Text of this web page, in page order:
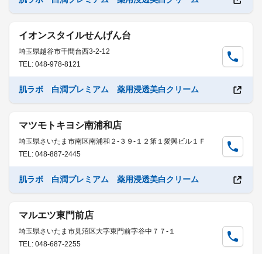
イオンスタイルせんげん台
埼玉県越谷市千間台西3-2-12
TEL: 048-978-8121
肌ラボ 白潤プレミアム 薬用浸透美白クリーム
マツモトキヨシ南浦和店
埼玉県さいたま市南区南浦和２-３９-１２第１愛興ビル１Ｆ
TEL: 048-887-2445
肌ラボ 白潤プレミアム 薬用浸透美白クリーム
マルエツ東門前店
埼玉県さいたま市見沼区大字東門前字谷中７７-１
TEL: 048-687-2255